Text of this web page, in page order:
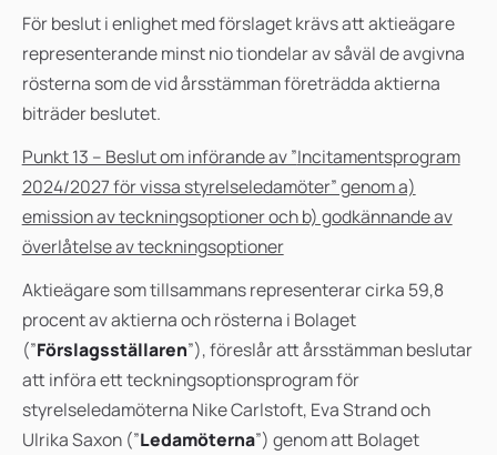
För beslut i enlighet med förslaget krävs att aktieägare
representerande minst nio tiondelar av såväl de avgivna
rösterna som de vid årsstämman företrädda aktierna
biträder beslutet.
Punkt 13 – Beslut om införande av ”Incitamentsprogram
2024/2027 för vissa styrelseledamöter” genom a)
emission av teckningsoptioner och b) godkännande av
överlåtelse av teckningsoptioner
Aktieägare som tillsammans representerar cirka 59,8
procent av aktierna och rösterna i Bolaget
(”Förslagsställaren”), föreslår att årsstämman beslutar
att införa ett teckningsoptionsprogram för
styrelseledamöterna Nike Carlstoft, Eva Strand och
Ulrika Saxon (”Ledamöterna”) genom att Bolaget